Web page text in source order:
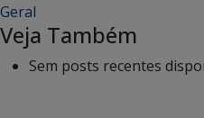
Geral
Veja Também
Sem posts recentes